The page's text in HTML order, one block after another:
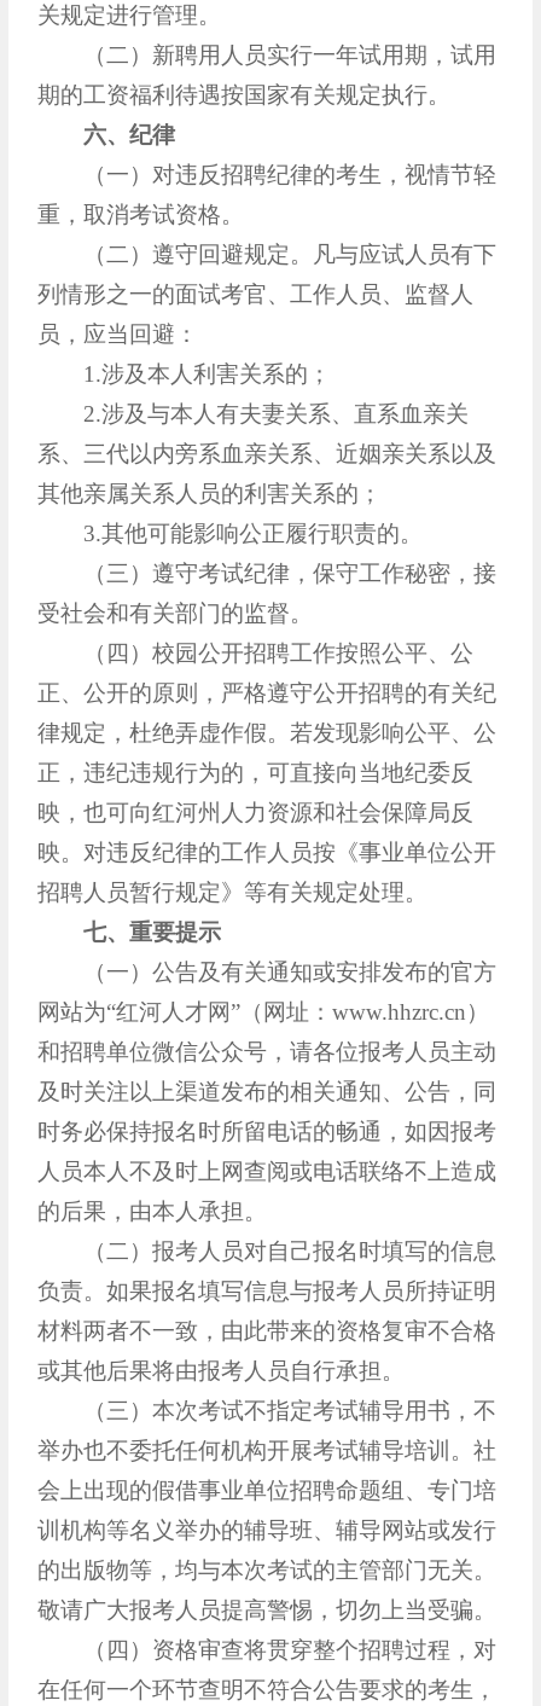
关规定进行管理。
（二）新聘用人员实行一年试用期，试用
期的工资福利待遇按国家有关规定执行。
六、纪律
（一）对违反招聘纪律的考生，视情节轻
重，取消考试资格。
（二）遵守回避规定。凡与应试人员有下
列情形之一的面试考官、工作人员、监督人
员，应当回避：
1.涉及本人利害关系的；
2.涉及与本人有夫妻关系、直系血亲关
系、三代以内旁系血亲关系、近姻亲关系以及
其他亲属关系人员的利害关系的；
3.其他可能影响公正履行职责的。
（三）遵守考试纪律，保守工作秘密，接
受社会和有关部门的监督。
（四）校园公开招聘工作按照公平、公
正、公开的原则，严格遵守公开招聘的有关纪
律规定，杜绝弄虚作假。若发现影响公平、公
正，违纪违规行为的，可直接向当地纪委反
映，也可向红河州人力资源和社会保障局反
映。对违反纪律的工作人员按《事业单位公开
招聘人员暂行规定》等有关规定处理。
七、重要提示
（一）公告及有关通知或安排发布的官方
网站为“红河人才网”（网址：www.hhzrc.cn）
和招聘单位微信公众号，请各位报考人员主动
及时关注以上渠道发布的相关通知、公告，同
时务必保持报名时所留电话的畅通，如因报考
人员本人不及时上网查阅或电话联络不上造成
的后果，由本人承担。
（二）报考人员对自己报名时填写的信息
负责。如果报名填写信息与报考人员所持证明
材料两者不一致，由此带来的资格复审不合格
或其他后果将由报考人员自行承担。
（三）本次考试不指定考试辅导用书，不
举办也不委托任何机构开展考试辅导培训。社
会上出现的假借事业单位招聘命题组、专门培
训机构等名义举办的辅导班、辅导网站或发行
的出版物等，均与本次考试的主管部门无关。
敬请广大报考人员提高警惕，切勿上当受骗。
（四）资格审查将贯穿整个招聘过程，对
在任何一个环节查明不符合公告要求的考生，